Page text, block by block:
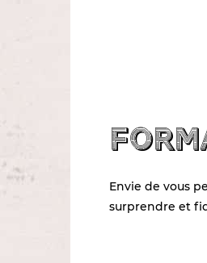
Envie de vous
surprendre et